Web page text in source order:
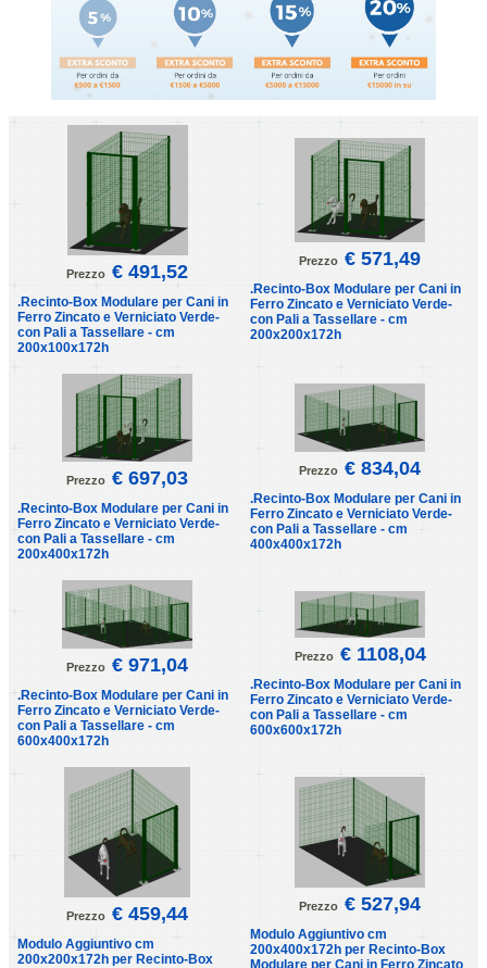
Prezzo € 491,52
.Recinto-Box Modulare per Cani in
Ferro Zincato e Verniciato Verde-
con Pali a Tassellare - cm
200x100x172h
Prezzo € 571,49
.Recinto-Box Modulare per Cani in
Ferro Zincato e Verniciato Verde-
con Pali a Tassellare - cm
200x200x172h
Prezzo € 697,03
.Recinto-Box Modulare per Cani in
Ferro Zincato e Verniciato Verde-
con Pali a Tassellare - cm
200x400x172h
Prezzo € 834,04
.Recinto-Box Modulare per Cani in
Ferro Zincato e Verniciato Verde-
con Pali a Tassellare - cm
400x400x172h
Prezzo € 971,04
.Recinto-Box Modulare per Cani in
Ferro Zincato e Verniciato Verde-
con Pali a Tassellare - cm
600x400x172h
Prezzo € 1108,04
.Recinto-Box Modulare per Cani in
Ferro Zincato e Verniciato Verde-
con Pali a Tassellare - cm
600x600x172h
Prezzo € 459,44
Modulo Aggiuntivo cm
200x200x172h per Recinto-Box
Prezzo € 527,94
Modulo Aggiuntivo cm
200x400x172h per Recinto-Box
Modulare per Cani in Ferro Zincato